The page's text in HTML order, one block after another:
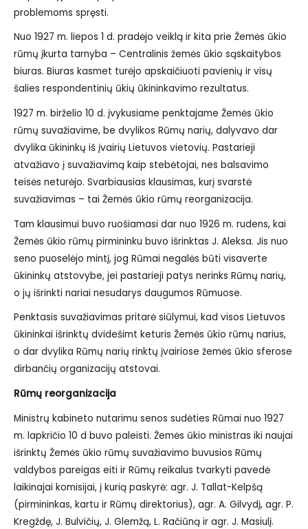
problemoms spręsti.
Nuo 1927 m. liepos 1 d. pradėjo veiklą ir kita prie Žemės ūkio
rūmų įkurta tarnyba – Centralinis žemės ūkio sąskaitybos
biuras. Biuras kasmet turėjo apskaičiuoti pavienių ir visų
šalies respondentinių ūkių ūkininkavimo rezultatus.
1927 m. birželio 10 d. įvykusiame penktajame Žemės ūkio
rūmų suvažiavime, be dvylikos Rūmų narių, dalyvavo dar
dvylika ūkininkų iš įvairių Lietuvos vietovių. Pastarieji
atvažiavo į suvažiavimą kaip stebėtojai, nes balsavimo
teisės neturėjo. Svarbiausias klausimas, kurį svarstė
suvažiavimas – tai Žemės ūkio rūmų reorganizacija.
Tam klausimui buvo ruošiamasi dar nuo 1926 m. rudens, kai
Žemės ūkio rūmų pirmininku buvo išrinktas J. Aleksa. Jis nuo
seno puoselėjo mintį, jog Rūmai negalės būti visaverte
ūkininkų atstovybe, jei pastarieji patys nerinks Rūmų narių,
o jų išrinkti nariai nesudarys daugumos Rūmuose.
Penktasis suvažiavimas pritarė siūlymui, kad visos Lietuvos
ūkininkai išrinktų dvidešimt keturis Žemės ūkio rūmų narius,
o dar dvylika Rūmų narių rinktų įvairiose žemės ūkio sferose
dirbančių organizacijų atstovai.
Rūmų reorganizacija
Ministrų kabineto nutarimu senos sudėties Rūmai nuo 1927
m. lapkričio 10 d buvo paleisti. Žemės ūkio ministras iki naujai
išrinktų Žemės ūkio rūmų suvažiavimo buvusios Rūmų
valdybos pareigas eiti ir Rūmų reikalus tvarkyti pavedė
laikinajai komisijai, į kurią paskyrė: agr. J. Tallat-Kelpšą
(pirmininkas, kartu ir Rūmų direktorius), agr. A. Gilvydį, agr. P.
Kregždę, J. Bulvičių, J. Glemžą, L. Račiūną ir agr. J. Masiulį.